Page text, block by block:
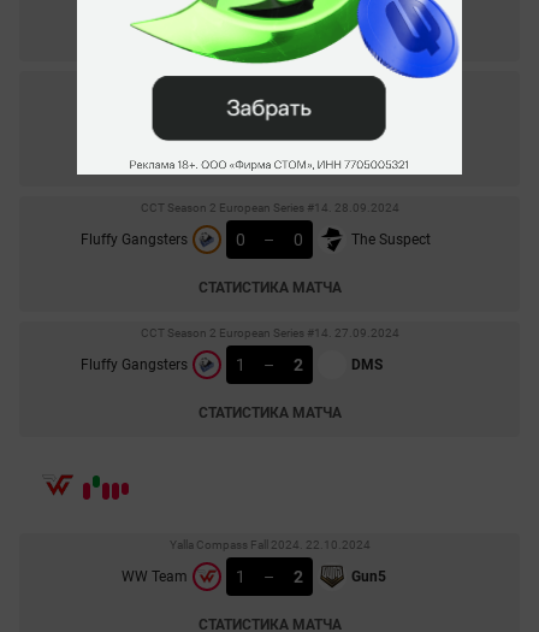
СТАТИСТИКА МАТЧА
CCT Season 2 European Series #14. 29.09.2024
0 – 2
СТАТИСТИКА МАТЧА
CCT Season 2 European Series #14. 28.09.2024
Fluffy Gangsters 0 – 0 The Suspect
СТАТИСТИКА МАТЧА
CCT Season 2 European Series #14. 27.09.2024
Fluffy Gangsters 1 – 2 DMS
СТАТИСТИКА МАТЧА
Yalla Compass Fall 2024. 22.10.2024
WW Team 1 – 2 Gun5
СТАТИСТИКА МАТЧА